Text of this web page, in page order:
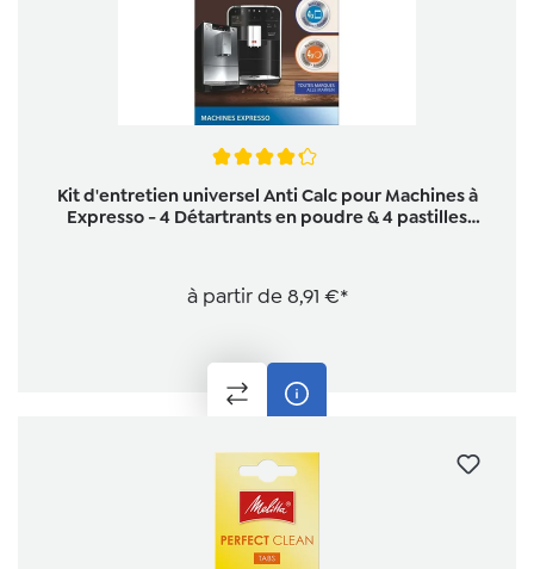
Note moyenne de 4.1 sur 5 étoiles
Kit d'entretien universel Anti Calc pour Machines à
Expresso - 4 Détartrants en poudre & 4 pastilles
à partir de8,91 €*